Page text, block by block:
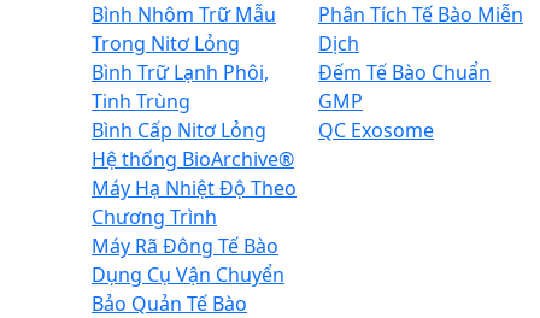
Bình Nhôm Trữ Mẫu
Trong Nitơ Lỏng
Bình Trữ Lạnh Phôi,
Tinh Trùng
Bình Cấp Nitơ Lỏng
Hệ thống BioArchive®
Máy Hạ Nhiệt Độ Theo
Chương Trình
Máy Rã Đông Tế Bào
Dụng Cụ Vận Chuyển
Bảo Quản Tế Bào
Phân Tích Tế Bào Miễn
Dịch
Đếm Tế Bào Chuẩn
GMP
QC Exosome